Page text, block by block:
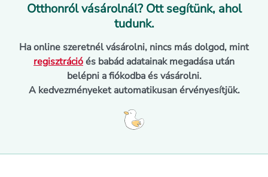
Otthonról vásárolnál? Ott segítünk, ahol
tudunk.
Ha online szeretnél vásárolni, nincs más dolgod, mint
regisztrációés babád adatainak megadása után
belépni a fiókodba és vásárolni.
A kedvezményeket automatikusan érvényesítjük.